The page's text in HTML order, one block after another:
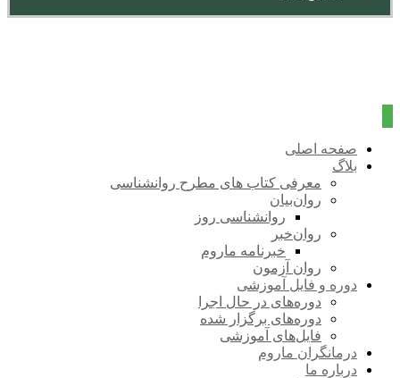
صفحه اصلی
بلاگ
معرفی کتاب های مطرح روانشناسی
روان‌بیان
روانشناسی روز
روان‌خبر
خبرنامه ماروم
روان آزمون
دوره و فایل آموزشی
دوره‌های در حال اجرا
دوره‌های برگزار شده
فایل‌های آموزشی
درمانگران ماروم
درباره ما